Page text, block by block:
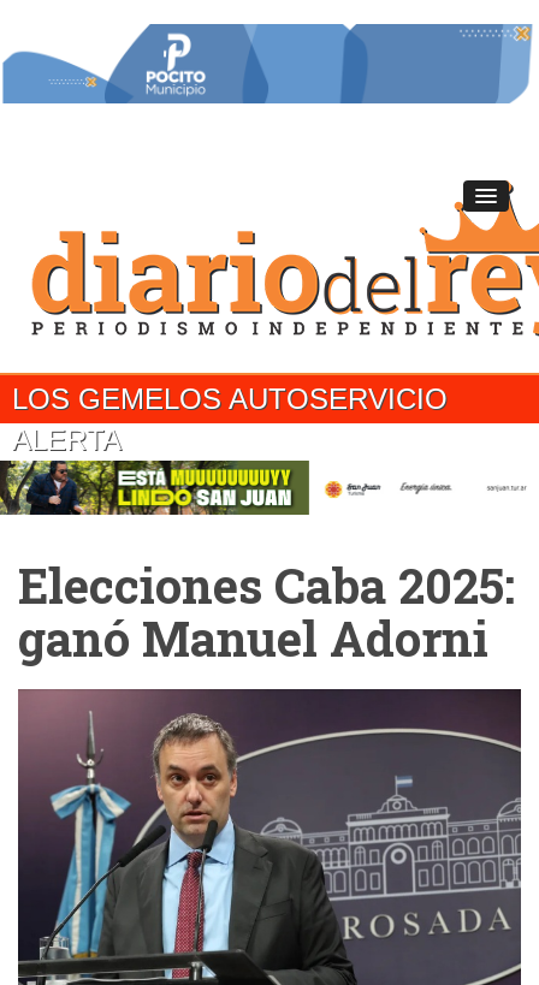
LOS GEMELOS AUTOSERVICIO
ALERTA
Elecciones Caba 2025:
ganó Manuel Adorni